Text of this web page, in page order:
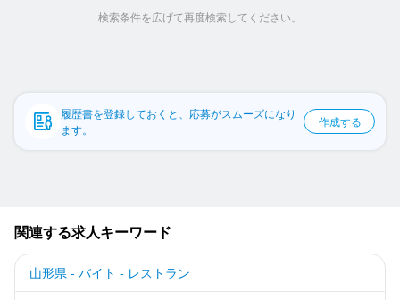
検索履歴・保存した条件
WEB履歴書
スカウト・メルマガ受信設定
掲載をご検討の店舗様へ
食べログ求人PRESS
検索条件を広げて再度検索してください。
履歴書を登録しておくと、応募がスムーズになり
ます。
作成する
関連する求人キーワード
山形県 - バイト - レストラン